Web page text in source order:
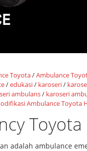
Toyota/Ambulance
/edukasi/ karoseri/
ambulans/ karoseri
Ambulance Toyota
Toyota
adalah ambulance